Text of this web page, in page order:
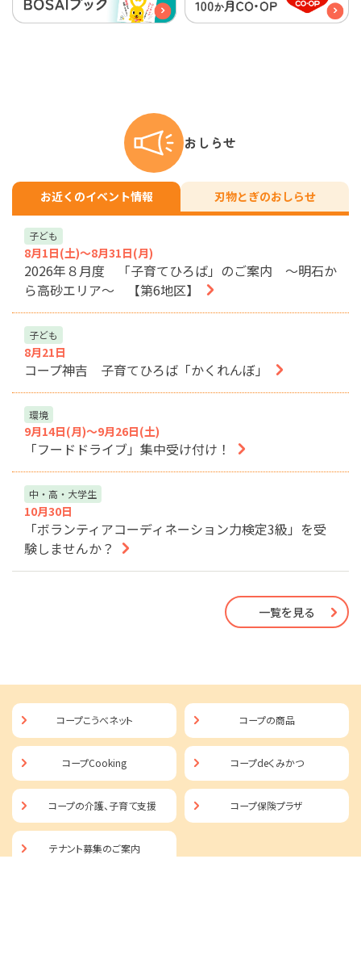
おしらせ
お近くのイベント情報 刃物とぎのおしらせ
8月1日(土)～8月31日(月)
子ども
2026年８月度 「子育てひろば」のご案内 ～明石か
ら高砂エリア～ 【第6地区】
8月21日
子ども
コープ神吉 子育てひろば「かくれんぼ」
9月14日(月)～9月26日(土)
環境
「フードドライブ」集中受け付け！
10月30日
中・高・大学生
「ボランティアコーディネーション力検定3級」を受
験しませんか？
一覧を見る
コープこうべネット コープの商品
コープCooking コープdeくみかつ
コープの介護、子育て支援 コープ保険プラザ
テナント募集のご案内